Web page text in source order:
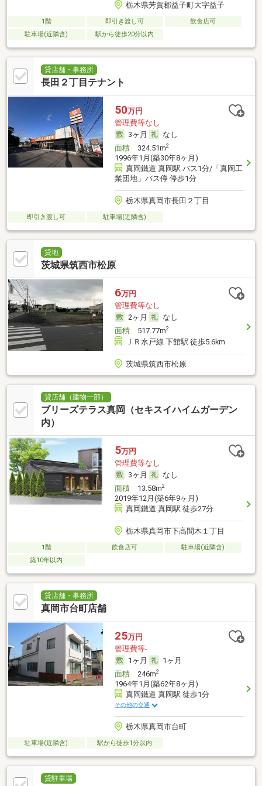
栃木県芳賀郡益子町大字益子
1階 即引き渡し可
飲食店可
駐車場(近隣含)
駅から徒歩20分以内
貸店舗・事務所
長田２丁目テナント
50万円
管理費等なし
3ヶ月
なし
面積324.51m2
1996年1月(築30年8ヶ月)
真岡鐵道 真岡駅 バス1分/「真岡工
業団地」バス停 停歩1分
栃木県真岡市長田２丁目
即引き渡し可 駐車場(近隣含)
貸地
茨城県筑西市松原
6万円
管理費等なし
2ヶ月
なし
面積517.77m2
ＪＲ水戸線 下館駅 徒歩5.6km
茨城県筑西市松原
貸店舗（建物一部）
ブリーズテラス真岡（セキスイハイムガーデン
内）
5万円
管理費等なし
3ヶ月
なし
面積13.58m2
2019年12月(築6年9ヶ月)
真岡鐵道 真岡駅 徒歩27分
栃木県真岡市下高間木１丁目
1階 飲食店可
駐車場(近隣含)
築10年以内
貸店舗・事務所
真岡市台町店舗
25万円
管理費等-
1ヶ月
1ヶ月
面積246m2
1964年1月(築62年8ヶ月)
真岡鐵道 真岡駅 徒歩1分
その他の交通
栃木県真岡市台町
駐車場(近隣含) 駅から徒歩1分以内
貸駐車場